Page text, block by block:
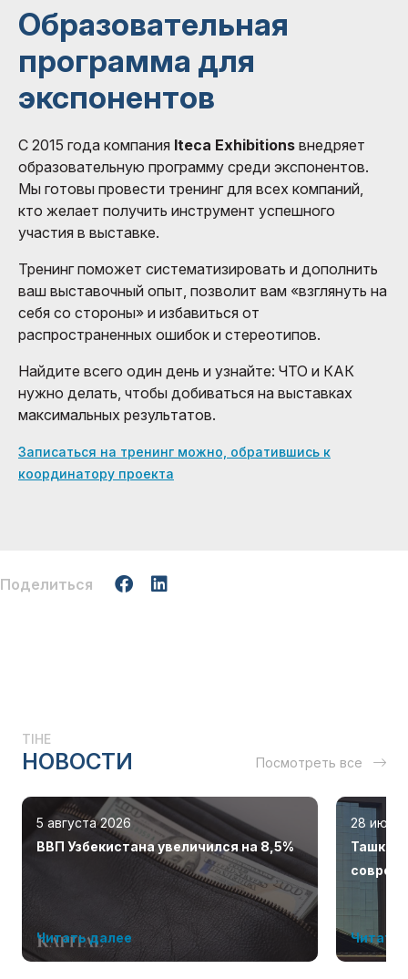
Образовательная
программа для
экспонентов
С 2015 года компания Iteca Exhibitions внедряет
образовательную программу среди экспонентов.
Мы готовы провести тренинг для всех компаний,
кто желает получить инструмент успешного
участия в выставке.
Тренинг поможет систематизировать и дополнить
ваш выставочный опыт, позволит вам «взглянуть на
себя со стороны» и избавиться от
распространенных ошибок и стереотипов.
Найдите всего один день и узнайте: ЧТО и КАК
нужно делать, чтобы добиваться на выставках
максимальных результатов.
Записаться на тренинг можно, обратившись к
координатору проекта
Поделиться
TIHE
НОВОСТИ Посмотреть все
5 августа 2026
ВВП Узбекистана увеличился на 8,5%
Читать далее
28 июля
Читать